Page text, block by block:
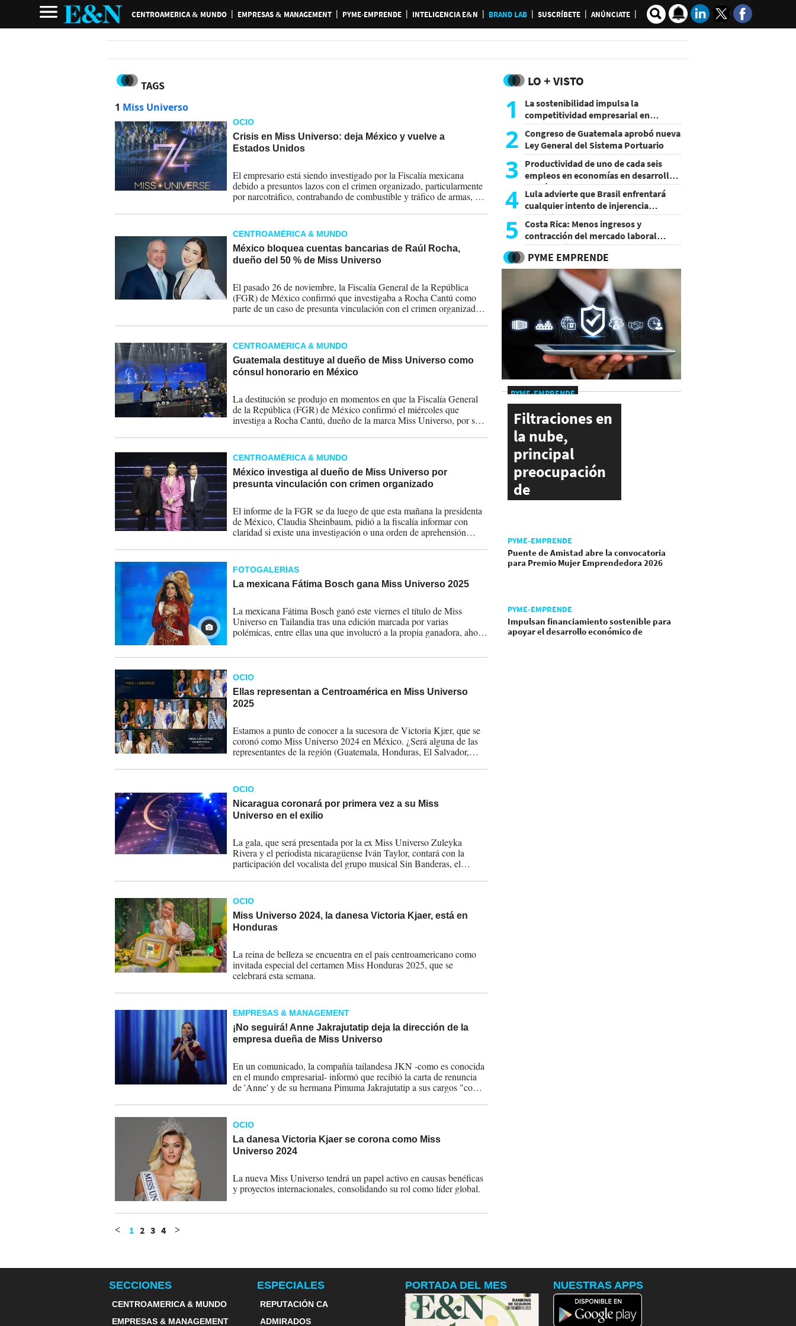
CENTROAMERICA & MUNDO EMPRESAS & MANAGEMENT PYME-EMPRENDE INTELIGENCIA E&N BRAND LAB SUSCRÍBETE ANÚNCIATE
TAGS
1 Miss Universo
OCIO
Crisis en Miss Universo: deja México y vuelve a
Estados Unidos
El empresario está siendo investigado por la Fiscalía mexicana
debido a presuntos lazos con el crimen organizado, particularmente
por narcotráfico, contrabando de combustible y tráfico de armas, un
citadas en medios de ese país- bloquearon este mes cuentas
bancarias a su nombre.
CENTROAMÉRICA & MUNDO
México bloquea cuentas bancarias de Raúl Rocha,
dueño del 50 % de Miss Universo
El pasado 26 de noviembre, la Fiscalía General de la República
(FGR) de México confirmó que investigaba a Rocha Cantú como
parte de un caso de presunta vinculación con el crimen organizado,
tráfico de armas.
CENTROAMÉRICA & MUNDO
Guatemala destituye al dueño de Miss Universo como
cónsul honorario en México
La destitución se produjo en momentos en que la Fiscalía General
de la República (FGR) de México confirmó el miércoles que
investiga a Rocha Cantú, dueño de la marca Miss Universo, por su
CENTROAMÉRICA & MUNDO
México investiga al dueño de Miss Universo por
presunta vinculación con crimen organizado
El informe de la FGR se da luego de que esta mañana la presidenta
de México, Claudia Sheinbaum, pidió a la fiscalía informar con
claridad si existe una investigación o una orden de aprehensión
periódico Reforma publicara que Rocha fue imputado por las
autoridades por su presunta responsabilidad en el tráfico de drogas,
de armas y de combustible entre Guatemala y México .
FOTOGALERÍAS
La mexicana Fátima Bosch gana Miss Universo 2025
La mexicana Fátima Bosch ganó este viernes el título de Miss
Universo en Tailandia tras una edición marcada por varias
polémicas, entre ellas una que involucró a la propia ganadora, ahora
OCIO
Ellas representan a Centroamérica en Miss Universo
2025
Estamos a punto de conocer a la sucesora de Victoria Kjær, que se
coronó como Miss Universo 2024 en México. ¿Será alguna de las
representantes de la región (Guatemala, Honduras, El Salvador,
OCIO
Nicaragua coronará por primera vez a su Miss
Universo en el exilio
La gala, que será presentada por la ex Miss Universo Zuleyka
Rivera y el periodista nicaragüense Iván Taylor, contará con la
participación del vocalista del grupo musical Sin Banderas, el
OCIO
Miss Universo 2024, la danesa Victoria Kjaer, está en
Honduras
La reina de belleza se encuentra en el país centroamericano como
invitada especial del certamen Miss Honduras 2025, que se
celebrará esta semana.
EMPRESAS & MANAGEMENT
¡No seguirá! Anne Jakrajutatip deja la dirección de la
empresa dueña de Miss Universo
En un comunicado, la compañía tailandesa JKN -como es conocida
en el mundo empresarial- informó que recibió la carta de renuncia
de 'Anne' y de su hermana Pimuma Jakrajutatip a sus cargos "como
con efecto a partir del 5 de junio de 2025".
OCIO
La danesa Victoria Kjaer se corona como Miss
Universo 2024
La nueva Miss Universo tendrá un papel activo en causas benéficas
y proyectos internacionales, consolidando su rol como líder global.
< 1 2 3 4 >
LO + VISTO
1
La sostenibilidad impulsa la
competitividad empresarial en
Guatemala
2 Congreso de Guatemala aprobó nueva
Ley General del Sistema Portuario
3 Productividad de uno de cada seis
empleos en economías en desarrollo
podría mejorar por la IA
4 Lula advierte que Brasil enfrentará
cualquier intento de injerencia
extranjera
5
Costa Rica: Menos ingresos y
contracción del mercado laboral
causan baja del consumo
PYME EMPRENDE
PYME-EMPRENDE
Filtraciones en
la nube,
principal
preocupación
de
ciberseguridad
PYME-EMPRENDE
Puente de Amistad abre la convocatoria
para Premio Mujer Emprendedora 2026
PYME-EMPRENDE
Impulsan financiamiento sostenible para
apoyar el desarrollo económico de
SECCIONES
CENTROAMERICA & MUNDO
EMPRESAS & MANAGEMENT
ESPECIALES
REPUTACIÓN CA
ADMIRADOS
PORTADA DEL MES NUESTRAS APPS